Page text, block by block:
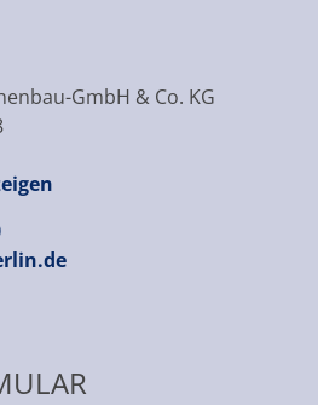
GmbH & Co. KG